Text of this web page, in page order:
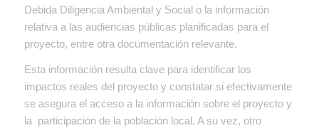
Debida Diligencia Ambiental y Social o la información
relativa a las audiencias públicas planificadas para el
proyecto, entre otra documentación relevante.
Esta información resulta clave para identificar los
impactos reales del proyecto y constatar si efectivamente
se asegura el acceso a la información sobre el proyecto y
la participación de la población local. A su vez, otro